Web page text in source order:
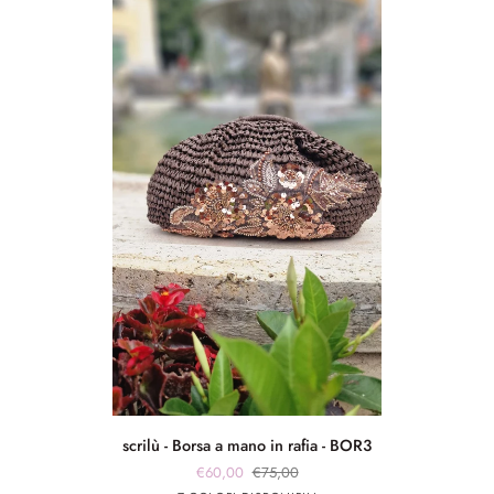
scrilù - Borsa a mano in rafia - BOR3
€60,00 €75,00